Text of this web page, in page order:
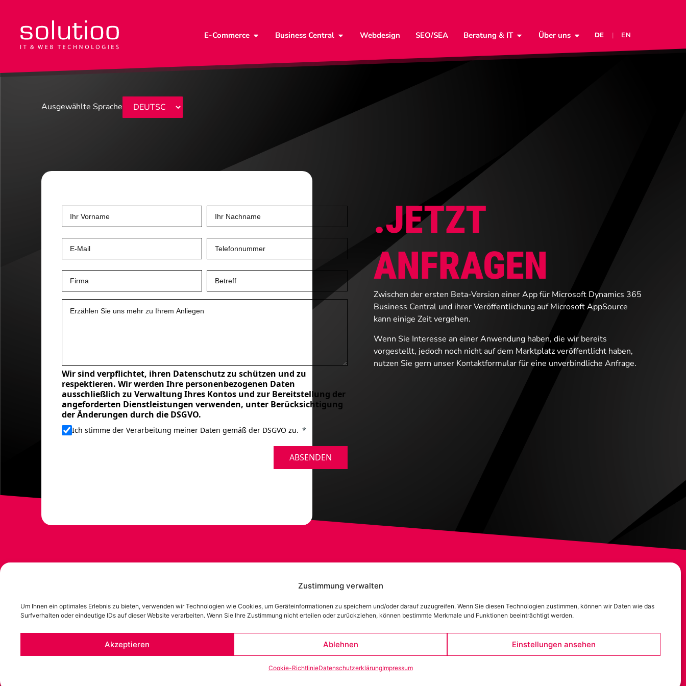
Zustimmung verwalten
Um Ihnen ein optimales Erlebnis zu bieten, verwenden wir Technologien wie Cookies, um Geräteinformationen zu speichern und/oder darauf zuzugreifen. Wenn Sie diesen Technologien zustimmen, können wir Daten wie das
Surfverhalten oder eindeutige IDs auf dieser Website verarbeiten. Wenn Sie Ihre Zustimmung nicht erteilen oder zurückziehen, können bestimmte Merkmale und Funktionen beeinträchtigt werden.
Akzeptieren Ablehnen Einstellungen ansehen
Cookie-RichtlinieDatenschutzerklärungImpressum
E-Commerce Business Central Webdesign SEO/SEA Beratung & IT Über uns DE | EN
Ausgewählte Sprache
Wir sind verpflichtet, ihren Datenschutz zu schützen und zu
respektieren. Wir werden Ihre personenbezogenen Daten
ausschließlich zu Verwaltung Ihres Kontos und zur Bereitstellung der
angeforderten Dienstleistungen verwenden, unter Berücksichtigung
der Änderungen durch die DSGVO.
Ich stimme der Verarbeitung meiner Daten gemäß der DSGVO zu.
ABSENDEN
.JETZT
ANFRAGEN
Zwischen der ersten Beta-Version einer App für Microsoft Dynamics 365
Business Central und ihrer Veröffentlichung auf Microsoft AppSource
kann einige Zeit vergehen.
Wenn Sie Interesse an einer Anwendung haben, die wir bereits
vorgestellt, jedoch noch nicht auf dem Marktplatz veröffentlicht haben,
nutzen Sie gern unser Kontaktformular für eine unverbindliche Anfrage.
Bamberger Straße 21 | 96142 Hollfeld
+49 (0) 9274 – 947 643